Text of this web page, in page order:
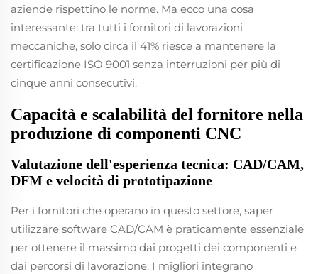
aziende rispettino le norme. Ma ecco una cosa
interessante: tra tutti i fornitori di lavorazioni
meccaniche, solo circa il 41% riesce a mantenere la
certificazione ISO 9001 senza interruzioni per più di
cinque anni consecutivi.
Capacità e scalabilità del fornitore nella
produzione di componenti CNC
Valutazione dell'esperienza tecnica: CAD/CAM,
DFM e velocità di prototipazione
Per i fornitori che operano in questo settore, saper
utilizzare software CAD/CAM è praticamente essenziale
per ottenere il massimo dai progetti dei componenti e
dai percorsi di lavorazione. I migliori integrano